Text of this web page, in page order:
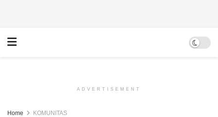
ADVERTISEMENT
Home KOMUNITAS